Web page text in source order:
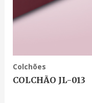
Colchões
COLCHÃO JL-013